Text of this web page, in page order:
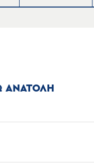
ΑΝΑΤΟΛΗ